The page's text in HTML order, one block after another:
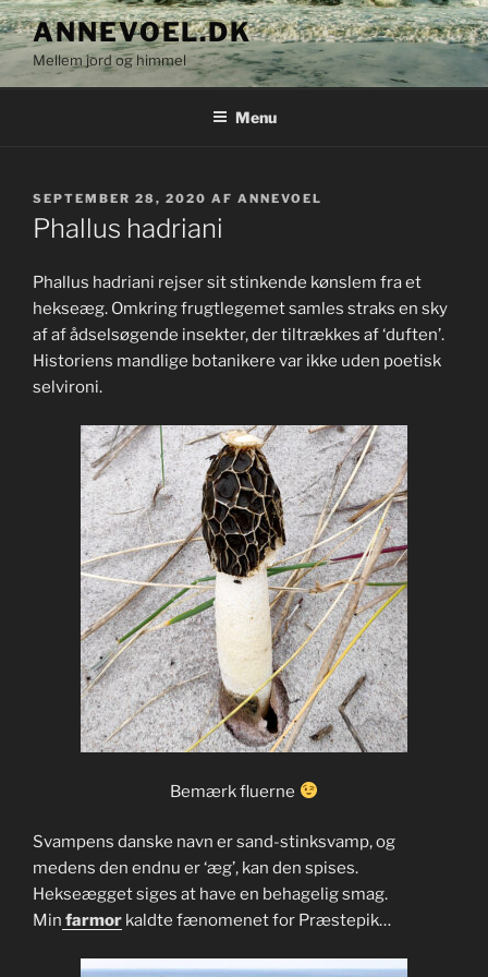
Videre
til
indhold
ANNEVOEL.DK
Mellem jord og himmel
Menu
UDGIVET
DEN
SEPTEMBER 28, 2020 AF ANNEVOEL
Phallus hadriani
Phallus hadriani rejser sit stinkende kønslem fra et
hekseæg. Omkring frugtlegemet samles straks en sky
af af ådselsøgende insekter, der tiltrækkes af ‘duften’.
Historiens mandlige botanikere var ikke uden poetisk
selvironi.
Bemærk fluerne
Svampens danske navn er sand-stinksvamp, og
medens den endnu er ‘æg’, kan den spises.
Hekseægget siges at have en behagelig smag.
Min farmor kaldte fænomenet for Præstepik…